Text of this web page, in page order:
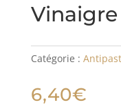
Catégorie :
6,40€